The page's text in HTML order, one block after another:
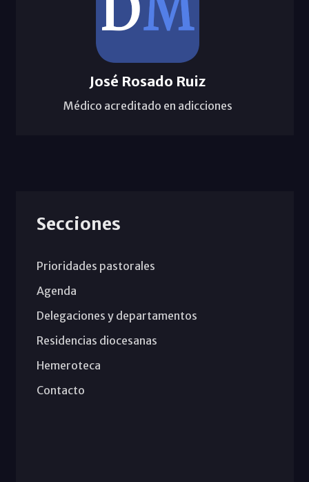
José Rosado Ruiz
Médico acreditado en adicciones
Secciones
Prioridades pastorales
Agenda
Delegaciones y departamentos
Residencias diocesanas
Hemeroteca
Contacto